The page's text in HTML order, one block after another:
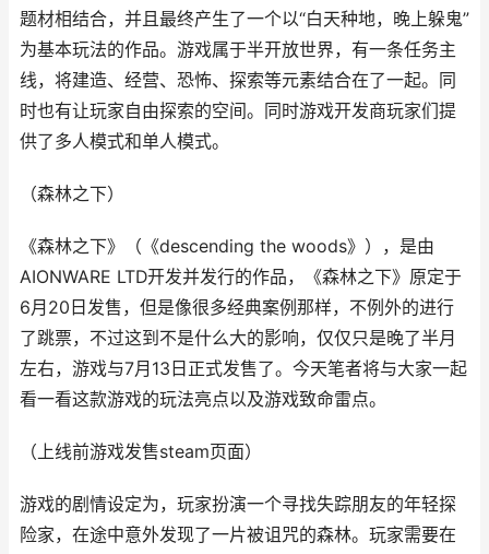
题材相结合，并且最终产生了一个以“白天种地，晚上躲鬼”
为基本玩法的作品。游戏属于半开放世界，有一条任务主
线，将建造、经营、恐怖、探索等元素结合在了一起。同
时也有让玩家自由探索的空间。同时游戏开发商玩家们提
供了多人模式和单人模式。
（森林之下）
《森林之下》（《descending the woods》），是由
AIONWARE LTD开发并发行的作品，《森林之下》原定于
6月20日发售，但是像很多经典案例那样，不例外的进行
了跳票，不过这到不是什么大的影响，仅仅只是晚了半月
左右，游戏与7月13日正式发售了。今天笔者将与大家一起
看一看这款游戏的玩法亮点以及游戏致命雷点。
（上线前游戏发售steam页面）
游戏的剧情设定为，玩家扮演一个寻找失踪朋友的年轻探
险家，在途中意外发现了一片被诅咒的森林。玩家需要在